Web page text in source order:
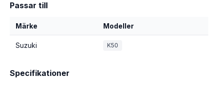
Passar till
Märke Modeller
Suzuki K50
Specifikationer